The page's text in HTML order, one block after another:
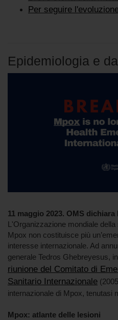
Per seguire
Epidemiologia e
11 maggio 2023. OMS dichiara
L'Organizzazione mondiale
Mpox non costituisce più
interesse internazionale. Ad
generale Tedros Ghebreyesus,
riunione del Comitato di
Sanitario Internazionale
internazionale di Mpox, tenutasi
Mpox: atlante delle lesioni